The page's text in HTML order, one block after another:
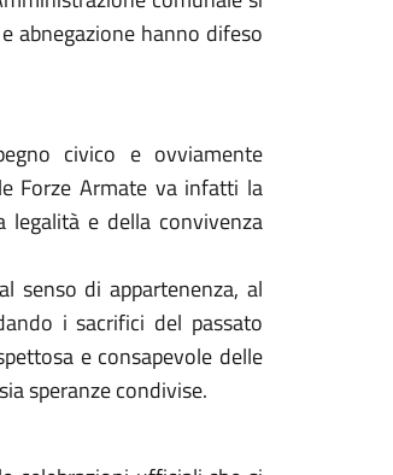
abnegazione hanno difeso
civico e ovviamente
Forze Armate va infatti la
e della convivenza
senso di appartenenza, al
i sacrifici del passato
e consapevole delle
speranze condivise.